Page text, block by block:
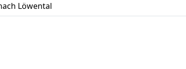
Löwental